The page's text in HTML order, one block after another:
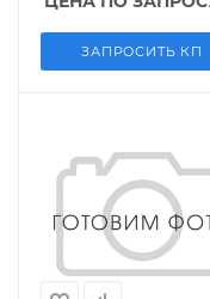
ЗАПРОСИТЬ КП